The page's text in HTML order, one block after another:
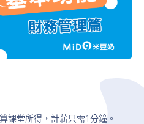
課堂所得，計薪只需1分鐘。